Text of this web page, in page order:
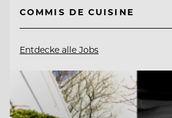
COMMIS DE CUISINE
Entdecke alle Jobs